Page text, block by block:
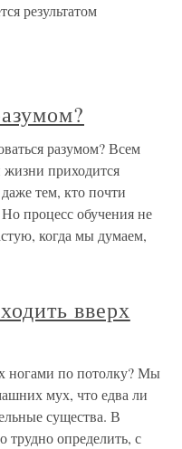
результатом
разумом? Всем
приходится
тем, кто почти
процесс обучения не
когда мы думаем,
вверх
ногами по потолку? Мы
мух, что едва ли
существа. В
трудно определить, с